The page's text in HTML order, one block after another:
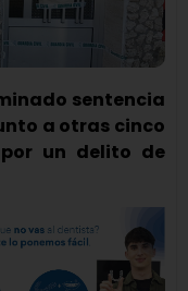
sentencia
a otras cinco
un delito de